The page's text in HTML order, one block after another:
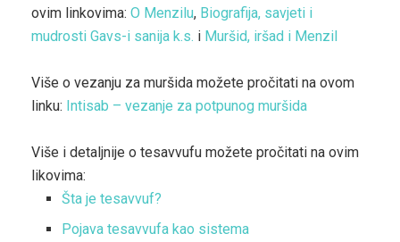
ovim linkovima: O Menzilu, Biografija, savjeti i
mudrosti Gavs-i sanija k.s. i Muršid, iršad i Menzil
Više o vezanju za muršida možete pročitati na ovom
linku: Intisab – vezanje za potpunog muršida
Više i detaljnije o tesavvufu možete pročitati na ovim
likovima:
Šta je tesavvuf?
Pojava tesavvufa kao sistema